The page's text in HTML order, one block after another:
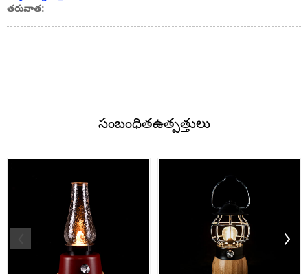
తరువాత:
సంబంధితఉత్పత్తులు